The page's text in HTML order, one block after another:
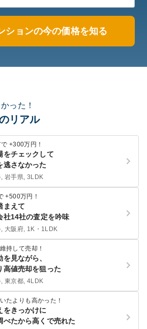
ションの今の価格を知る
った！
リアル
+300万円！
をチェックして
逃さなかった
岩手県, 3LDK
+500万円！
まえて
社14社の査定を吟味
大阪府, 1K・1LDK
持して売却！
見ながら、
高値売却を狙った
東京都, 4LDK
たよりも高かった！
をきっかけに
べたから高くで売れた